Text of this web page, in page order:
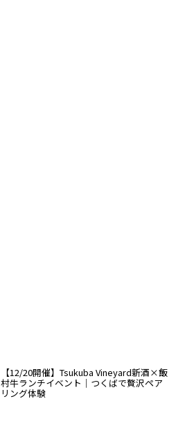
【12/20開催】Tsukuba Vineyard新酒×飯
村牛ランチイベント｜つくばで贅沢ペア
リング体験